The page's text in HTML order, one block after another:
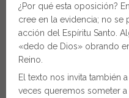
¿Por qué esta oposición?
cree en la evidencia; no se
acción del Espíritu Santo.
«dedo de Dios» obrando
Reino.
El texto nos invita también
veces queremos someter